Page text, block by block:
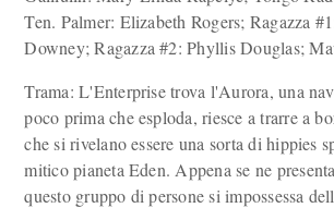
Ten. Palmer: Elizabeth Rogers; Ragazza
Downey; Ragazza #2: Phyllis Douglas;
Trama: L'Enterprise trova l'Aurora, una
poco prima che esploda, riesce a trarre a
che si rivelano essere una sorta di hippies
mitico pianeta Eden. Appena se ne
questo gruppo di persone si impossessa